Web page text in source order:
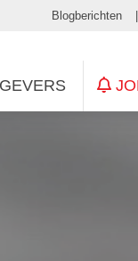
Blogberichten